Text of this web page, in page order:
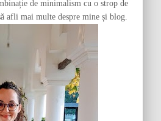
de minimalism cu o strop de
afli mai multe despre mine și blog.